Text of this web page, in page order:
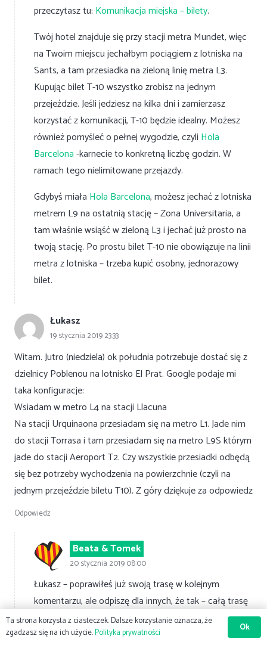
przeczytasz tu: Komunikacja miejska – bilety.
Twój hotel znajduje się przy stacji metra Mundet, więc
na Twoim miejscu jechałbym pociągiem z lotniska na
Sants, a tam przesiadka na zieloną linię metra L3.
Kupując bilet T-10 wszystko zrobisz na jednym
przejeździe. Jeśli jedziesz na kilka dni i zamierzasz
korzystać z komunikacji, T-10 będzie idealny. Możesz
również pomyśleć o pełnej wygodzie, czyli Hola
Barcelona-karnecie to konkretną liczbę godzin. W
ramach tego nielimitowane przejazdy.
Gdybyś miała Hola Barcelona, możesz jechać z lotniska
metrem L9 na ostatnią stację – Zona Universitaria, a
tam właśnie wsiąść w zieloną L3 i jechać już prosto na
twoją stację. Po prostu bilet T-10 nie obowiązuje na linii
metra z lotniska – trzeba kupić osobny, jednorazowy
bilet.
Łukasz
19 stycznia 2019 23:33
Witam. Jutro (niedziela) ok południa potrzebuje dostać się z
dzielnicy Poblenou na lotnisko El Prat. Google podaje mi
taka konfiguracje:
Wsiadam w metro L4 na stacji Llacuna
Na stacji Urquinaona przesiadam się na metro L1. Jade nim
do stacji Torrasa i tam przesiadam się na metro L9S którym
jade do stacji Aeroport T2. Czy wszystkie przesiadki odbędą
się bez potrzeby wychodzenia na powierzchnie (czyli na
jednym przejeździe biletu T10). Z góry dziękuje za odpowiedz
Odpowiedz
Beata & Tomek
20 stycznia 2019 08:00
Łukasz – poprawiłeś już swoją trasę w kolejnym
komentarzu, ale odpiszę dla innych, że tak – całą trasę
pokonamy pod ziemią.
Z tym, że na odcinek metra L9S na lotnisko potrzebny
Ta strona korzysta z ciasteczek. Dalsze korzystanie oznacza, że
zgadzasz się na ich użycie.Polityka prywatności Ok